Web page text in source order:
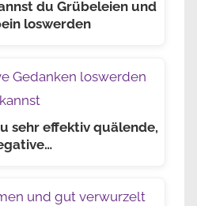
du Grübeleien und
loswerden
sehr effektiv quälende,